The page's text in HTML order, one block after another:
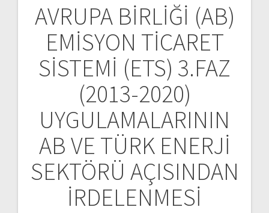
AVRUPA BİRLİĞİ (AB)
EMİSYON TİCARET
SİSTEMİ (ETS) 3.FAZ
(2013-2020)
UYGULAMALARININ
AB VE TÜRK ENERJİ
SEKTÖRÜ AÇISINDAN
İRDELENMESİ
Yazı
dolaşımı